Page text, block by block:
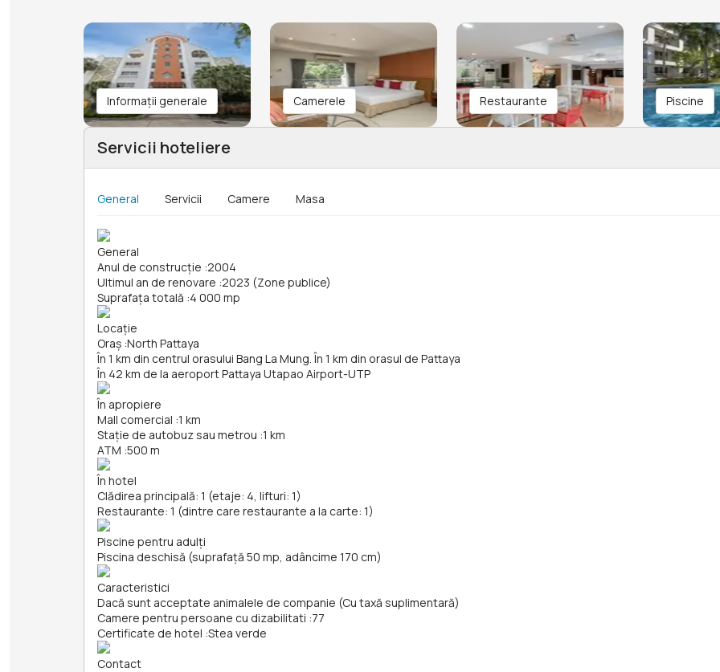
Informații generale Camerele Restaurante Piscine
Servicii hoteliere
General Servicii Camere Masa
General
Anul de construcție :2004
Ultimul an de renovare :2023 (Zone publice)
Suprafața totală :4 000 mp
Locație
Oraș :North Pattaya
În 1 km din centrul orasului Bang La Mung. În 1 km din orasul de Pattaya
În 42 km de la aeroport Pattaya Utapao Airport-UTP
În apropiere
Mall comercial :1 km
Stație de autobuz sau metrou :1 km
ATM :500 m
În hotel
Clădirea principală: 1 (etaje: 4, lifturi: 1)
Restaurante: 1 (dintre care restaurante a la carte: 1)
Piscine pentru adulți
Piscina deschisă (suprafață 50 mp, adâncime 170 cm)
Caracteristici
Dacă sunt acceptate animalele de companie (Cu taxă suplimentară)
Camere pentru persoane cu dizabilitati :77
Certificate de hotel :Stea verde
Contact